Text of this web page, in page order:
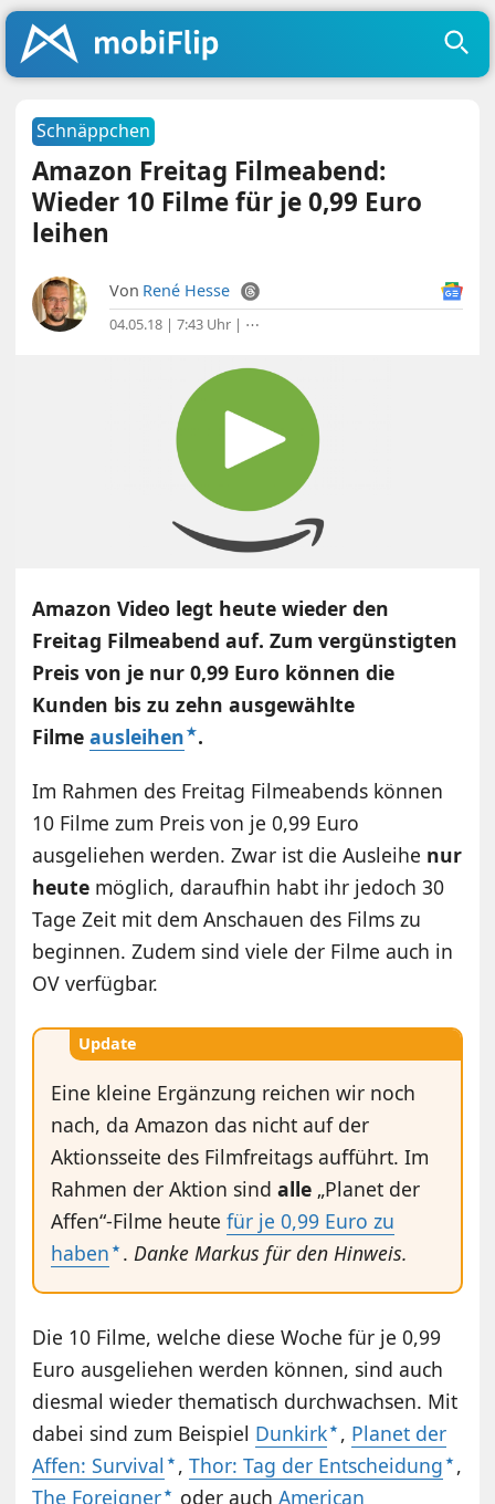
Schnäppchen
Amazon Freitag Filmeabend:
Wieder 10 Filme für je 0,99 Euro
leihen
Von René Hesse
04.05.18 | 7:43 Uhr | ⋯
Amazon Video legt heute wieder den
Freitag Filmeabend auf. Zum vergünstigten
Preis von je nur 0,99 Euro können die
Kunden bis zu zehn ausgewählte
Filmeausleihen .
Im Rahmen des Freitag Filmeabends können
10 Filme zum Preis von je 0,99 Euro
ausgeliehen werden. Zwar ist die Ausleihe nur
heute möglich, daraufhin habt ihr jedoch 30
Tage Zeit mit dem Anschauen des Films zu
beginnen. Zudem sind viele der Filme auch in
OV verfügbar.
Update
Eine kleine Ergänzung reichen wir noch
nach, da Amazon das nicht auf der
Aktionsseite des Filmfreitags aufführt. Im
Rahmen der Aktion sindalle „Planet der
Affen“-Filme heutefür je 0,99 Euro zu
haben .Danke Markus für den Hinweis.
Die 10 Filme, welche diese Woche für je 0,99
Euro ausgeliehen werden können, sind auch
diesmal wieder thematisch durchwachsen. Mit
dabei sind zum Beispiel Dunkirk , Planet der
Affen: Survival
,Thor: Tag der Entscheidung ,
The Foreigner
oder auchAmerican